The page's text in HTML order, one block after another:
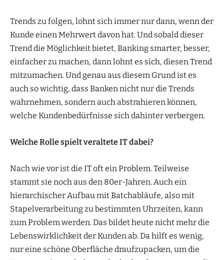
Trends zu folgen, lohnt sich immer nur dann, wenn der
Kunde einen Mehrwert davon hat. Und sobald dieser
Trend die Möglichkeit bietet, Banking smarter, besser,
einfacher zu machen, dann lohnt es sich, diesen Trend
mitzumachen. Und genau aus diesem Grund ist es
auch so wichtig, dass Banken nicht nur die Trends
wahrnehmen, sondern auch abstrahieren können,
welche Kundenbedürfnisse sich dahinter verbergen.
Welche Rolle spielt veraltete IT dabei?
Nach wie vor ist die IT oft ein Problem. Teilweise
stammt sie noch aus den 80er-Jahren. Auch ein
hierarchischer Aufbau mit Batchabläufe, also mit
Stapelverarbeitung zu bestimmten Uhrzeiten, kann
zum Problem werden. Das bildet heute nicht mehr die
Lebenswirklichkeit der Kunden ab. Da hilft es wenig,
nur eine schöne Oberfläche draufzupacken, um die